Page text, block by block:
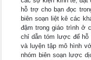
hỗ trợ cho bạn đọc
biên soạn liệt kê các
đậm trong giáo trình ở
chỉ dẫn tóm lược để hỗ
và luyện tập mô hình
nhóm biên soạn lược